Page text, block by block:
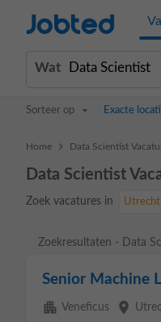
Jobted
Wat
Sorteer op Exacte
Home > Data Scientist
Data Scientist
Zoek vacatures in Utrecht
Zoekresultaten - Data
Senior Machine
apartment Veneficus place